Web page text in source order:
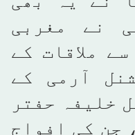
نے مغربی
ملاقات کے
آرمی کے
خلیفہ حفتر
جن کی افواج